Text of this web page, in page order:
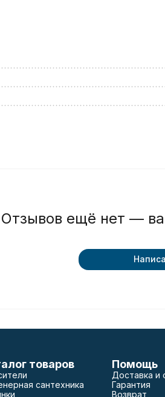
Отзывов ещё нет —
товаров
сантехника
Помощь
Доставка и
Гарантия
Возврат